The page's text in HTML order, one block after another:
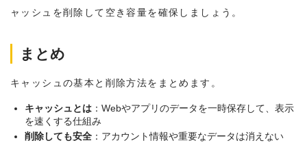
ャッシュを削除して空き容量を確保しましょう。
まとめ
キャッシュの基本と削除方法をまとめます。
キャッシュとは ：Webやアプリのデータを一時保存して、表示
を速くする仕組み
削除しても安全 ：アカウント情報や重要なデータは消えない